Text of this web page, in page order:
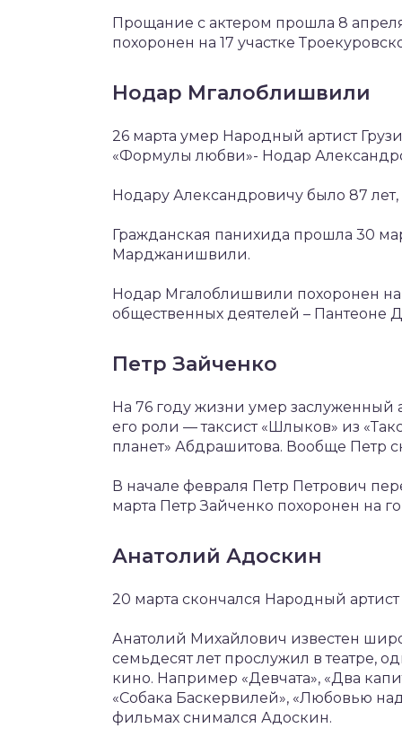
Прощание с актером прошла 8
похоронен на 17 участке
Нодар Мгалоблишвили
26 марта умер Народный артист
«Формулы любви»- Нодар
Нодару Александровичу было 87
Гражданская панихида прошла 30
Марджанишвили.
Нодар Мгалоблишвили похоронен
общественных деятелей – Пантеоне
Петр Зайченко
На 76 году жизни умер заслуженный
его роли — таксист «Шлыков» из
планет» Абдрашитова. Вообще Петр
В начале февраля Петр Петрович
марта Петр Зайченко похоронен на
Анатолий Адоскин
20 марта скончался Народный
Анатолий Михайлович известен
семьдесят лет прослужил в театре,
кино. Например «Девчата», «Два
«Собака Баскервилей», «Любовью
фильмах снимался Адоскин.